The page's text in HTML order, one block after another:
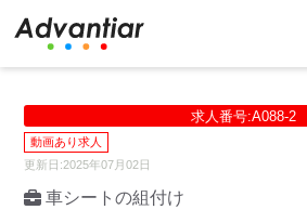
求人番号:A088-2
動画あり求人
更新日:2025年07月02日
車シートの組付け